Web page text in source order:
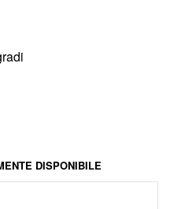
DISPONIBILE